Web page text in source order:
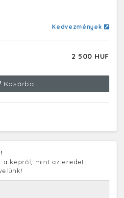
Kedvezmények
2 500 HUF
Kosárba
képről, mint az eredeti